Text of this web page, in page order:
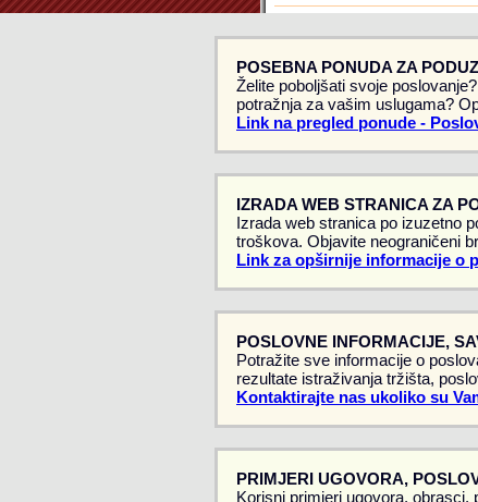
POSEBNA PONUDA ZA
Želite poboljšati svoje
potražnja za vašim uslugama?
Link na pregled ponude -
IZRADA WEB STRANICA ZA
Izrada web stranica po izuzetno
troškova. Objavite neograničeni
Link za opširnije informacije o
POSLOVNE INFORMACIJE,
Potražite sve informacije o
rezultate istraživanja tržišta,
Kontaktirajte nas ukoliko su
PRIMJERI UGOVORA,
Korisni primjeri ugovora,